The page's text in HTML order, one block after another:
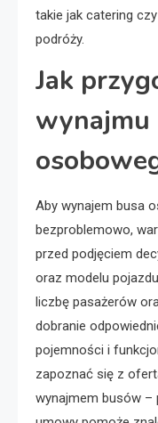
takie jak catering
podróży.
Jak
wynajmu
Aby wynajem busa
bezproblemowo,
przed podjęciem
oraz modelu
liczbę pasażerów
dobranie
pojemności i
zapoznać się z
wynajmem busów –